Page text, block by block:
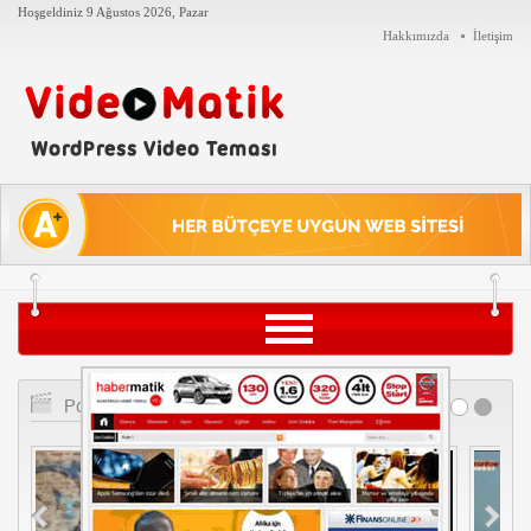
Hoşgeldiniz 9 Ağustos 2026, Pazar
Hakkımızda
İletişim
Siyaset
Teknoloji
Tarih
Popüler Videolar